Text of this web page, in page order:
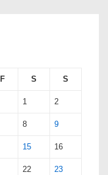
F S S
1 2
8 9
15 16
22 23